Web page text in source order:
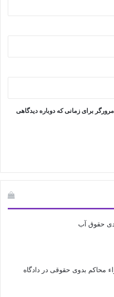
برای زمانی که دوباره دیدگاهی
حقوق آب
محاکم بدوی حقوقی در دادگاه